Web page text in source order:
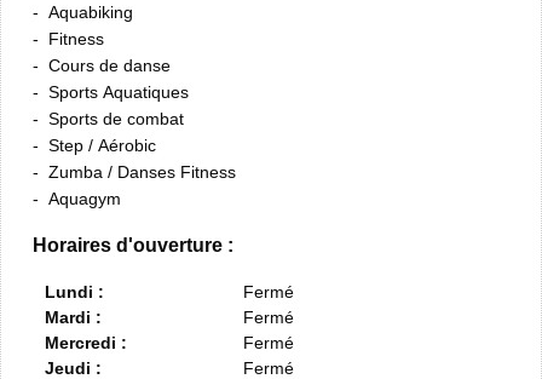
Aquabiking
Fitness
Cours de danse
Sports Aquatiques
Sports de combat
Step / Aérobic
Zumba / Danses Fitness
Aquagym
Horaires d'ouverture :
Lundi :
Fermé
Mardi :
Fermé
Mercredi :
Fermé
Jeudi :
Fermé